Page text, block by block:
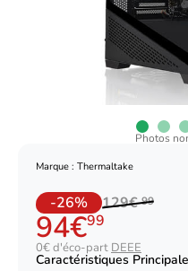
Photos
Marque : Thermaltake
-26% 129€ 99
94€99
0€ d'éco-part DEEE
Caractéristiques